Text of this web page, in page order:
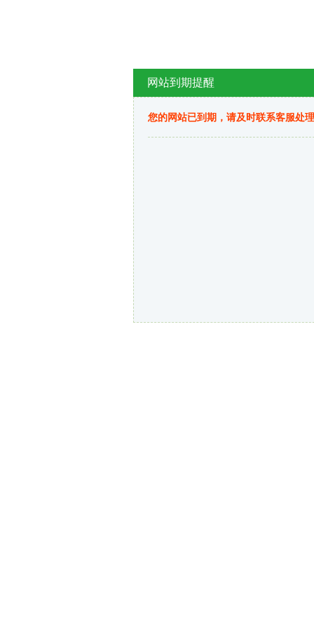
网站到期提醒
您的网站已到期，请及时联系客服处理